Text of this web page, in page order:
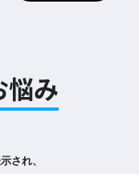
悩み
され、